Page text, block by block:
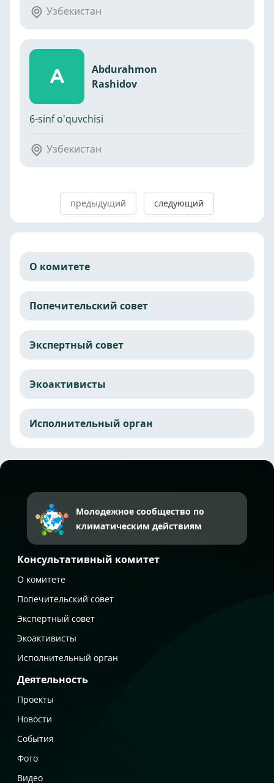
Узбекистан
A
Abdurahmon
Rashidov
6-sinf o'quvchisi
Узбекистан
предыдущий следующий
О комитете
Попечительский совет
Экспертный совет
Экоактивисты
Исполнительный орган
Молодежное сообщество по
климатическим действиям
Консультативный комитет
О комитете
Попечительский совет
Экспертный совет
Экоактивисты
Исполнительный орган
Деятельность
Проекты
Новости
События
Фото
Видео